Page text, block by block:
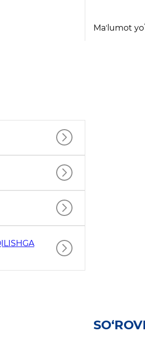
Maʼlumot